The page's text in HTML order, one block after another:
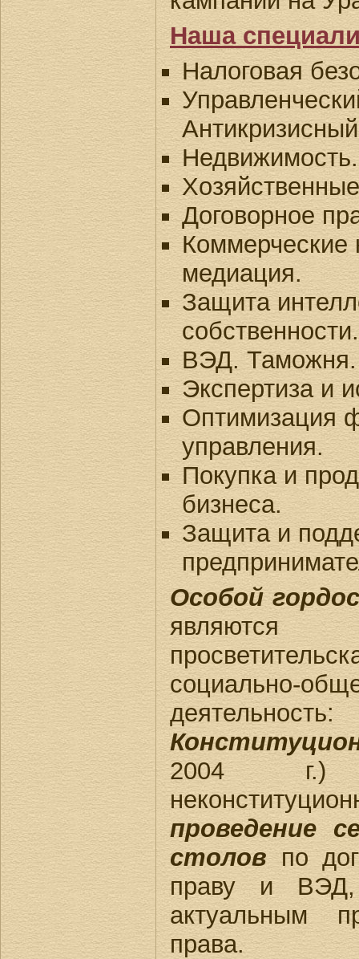
Наша
Налоговая
Договорное
Коммерческие
медиация.
Защита
собственности.
ВЭД. Таможня.
Экспертиза и
Оптимизация
управления.
Покупка и
бизнеса.
Защита и
Особой
социально-
2004 г.)
проведение
столовпо
праву и
актуальным
права.